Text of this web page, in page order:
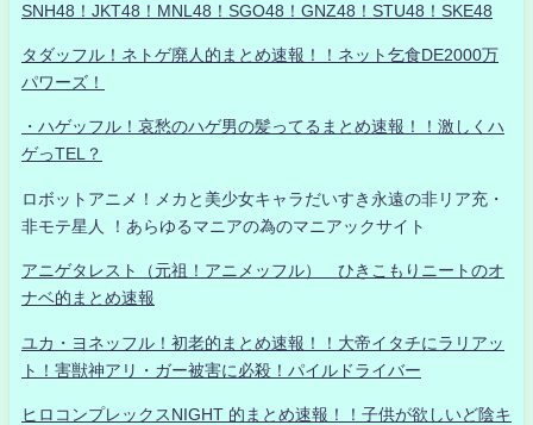
SNH48！JKT48！MNL48！SGO48！GNZ48！STU48！SKE48
タダッフル！ネトゲ廃人的まとめ速報！！ネット乞食DE2000万
パワーズ！
・ハゲッフル！哀愁のハゲ男の髪ってるまとめ速報！！激しくハ
ゲっTEL？
ロボットアニメ！メカと美少女キャラだいすき永遠の非リア充・
非モテ星人 ！あらゆるマニアの為のマニアックサイト
アニゲタレスト（元祖！アニメッフル） ひきこもりニートのオ
ナベ的まとめ速報
ユカ・ヨネッフル！初老的まとめ速報！！大帝イタチにラリアッ
ト！害獣神アリ・ガー被害に必殺！パイルドライバー
ヒロコンプレックスNIGHT 的まとめ速報！！子供が欲しいど陰キ